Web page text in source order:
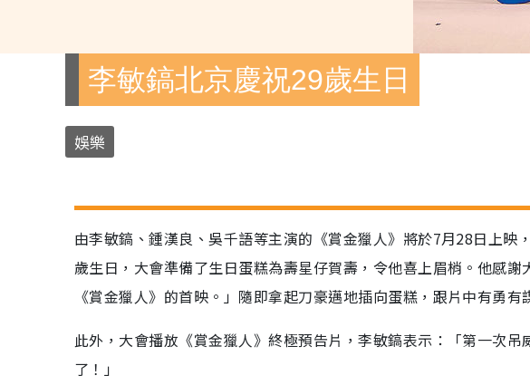
李敏鎬北京慶祝29歲生日
娛樂
由李敏鎬、鍾漢良、吳千語等主演的《賞金獵人》將於7月28日上映
歲生日，大會準備了生日蛋糕為壽星仔賀壽，令他喜上眉梢。他感
《賞金獵人》的首映。」隨即拿起刀豪邁地插向蛋糕，跟片中有勇有
此外，大會播放《賞金獵人》終極預告片，李敏鎬表示：「第一次
了！」